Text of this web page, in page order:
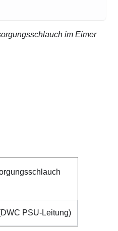
im Eimer
PSU-Leitung)